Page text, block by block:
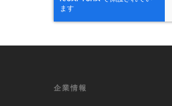
企業情報